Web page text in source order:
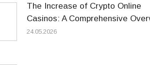
The Increase of Crypto Online
Casinos: A Comprehensive
24.05.2026